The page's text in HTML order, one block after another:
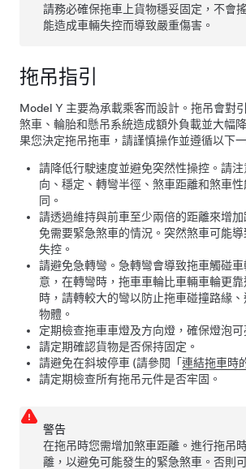
請務必確保拖車上貨物穩妥固定，不會
能造成車輛失控而導致嚴重傷害。
拖吊指引
Model Y 主要為承載乘客而設計。拖吊會對
煞車、輪胎和懸吊系統造成額外負載並大幅
果您決定拖吊拖車，請謹慎操作並遵循以下一
請降低行駛速度並避免突然性操控。請
向、穩定、轉彎半徑、煞車距離和煞車
同。
請透過維持與前車至少兩倍的距離來增
免需要緊急煞車的情況。突然煞車可能
失控。
請避免急轉彎。急轉彎會導致拖車觸碰
意，在轉彎時，拖車車輪比車輛車輪更
時，請轉較大的彎以防止拖車碰撞路緣
物體。
定期檢查拖車車燈及方向燈，確保燈泡可
請定期確認貨物是否保持固定。
請避免在斜坡停車 (請參閱「連結拖車時
請定期檢查所有拖吊元件是否牢固。
警告
在拖吊時您需增加煞車距離。進行拖吊
離，以避免可能發生的緊急煞車。否則